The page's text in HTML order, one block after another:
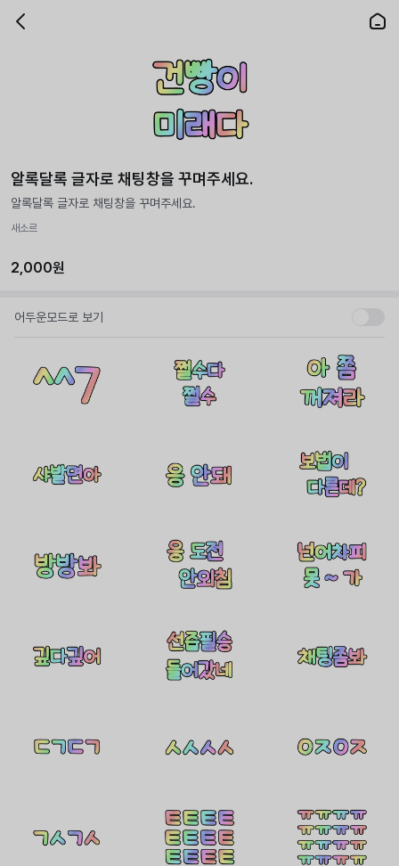
알록달록 글자로 채팅창을 꾸며주세요.
알록달록 글자로 채팅창을 꾸며주세요.
새소르
2,000원
어두운모드로 보기